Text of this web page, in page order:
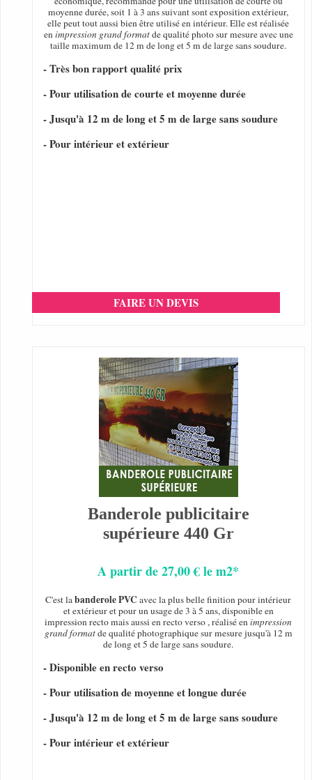
moyenne durée, soit 1 à 3 ans suivant sont exposition extérieur,
elle peut tout aussi bien être utilisé en intérieur. Elle est réalisée
enimpression grand formatde qualité photo sur mesure avec une
taille maximum de 12 m de long et 5 m de large sans soudure.
- Très bon rapport qualité prix
- Pour utilisation de courte et moyenne durée
- Jusqu'à 12 m de long et 5 m de large sans soudure
- Pour intérieur et extérieur
FAIRE UN DEVIS
Banderole publicitaire
supérieure 440 Gr
A partir de 27,00 € le m2*
C'est labanderole PVC avec la plus belle finition pour intérieur
et extérieur et pour un usage de 3 à 5 ans, disponible en
impression recto mais aussi en recto verso , réalisé enimpression
grand formatde qualité photographique sur mesure jusqu'à 12 m
de long et 5 de large sans soudure.
- Disponible en recto verso
- Pour utilisation de moyenne et longue durée
- Jusqu'à 12 m de long et 5 m de large sans soudure
- Pour intérieur et extérieur